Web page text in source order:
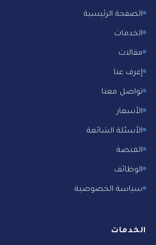
الصفحة الرئيسية
الخدمات
مقالات
إعرف عنا
تواصل معنا
الأسعار
الأسئلة الشائعة
المنصة
الوظائف
سياسة الخصوصية
الخدمات